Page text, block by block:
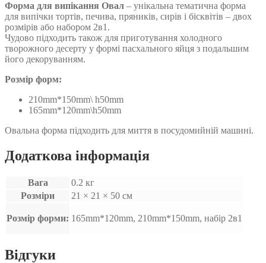
Форма для випікання Овал – унікальна тематична форма
для випічки тортів, печива, пряників, сирів і бісквітів – двох
розмірів або набором 2в1.
Чудово підходить також для приготування холодного
творожного десерту у формі пасхального яйця з подальшим
його декоруванням.
Розмір форм:
210mm*150mm\ h50mm
165mm*120mm\h50mm
Овальна форма підходить для миття в посудомийній машині.
Додаткова інформація
Вага
0.2 кг
Розміри
21 × 21 × 50 см
Розмір форми: 165mm*120mm, 210mm*150mm, набір 2в1
Відгуки